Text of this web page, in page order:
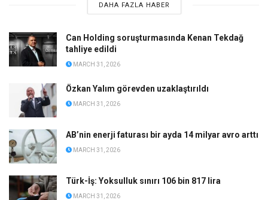
DAHA FAZLA HABER
Can Holding soruşturmasında Kenan Tekdağ
tahliye edildi
MARCH 31, 2026
Özkan Yalım görevden uzaklaştırıldı
MARCH 31, 2026
AB’nin enerji faturası bir ayda 14 milyar avro arttı
MARCH 31, 2026
Türk-İş: Yoksulluk sınırı 106 bin 817 lira
MARCH 31, 2026